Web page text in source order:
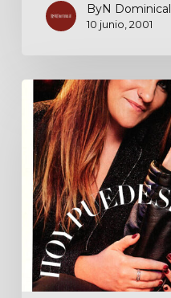
ByN Dominical
10 junio, 2001
Hoy
puede
ser
su
gran
noche